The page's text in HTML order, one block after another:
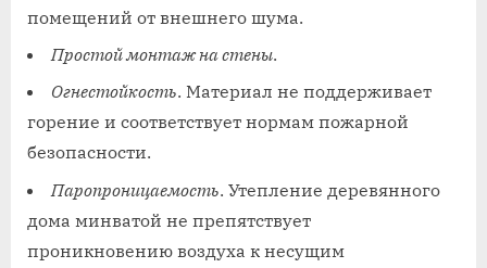
помещений от внешнего шума.
Простой монтаж на стены.
Огнестойкость. Материал не поддерживает
горение и соответствует нормам пожарной
безопасности.
Паропроницаемость. Утепление деревянного
дома минватой не препятствует
проникновению воздуха к несущим